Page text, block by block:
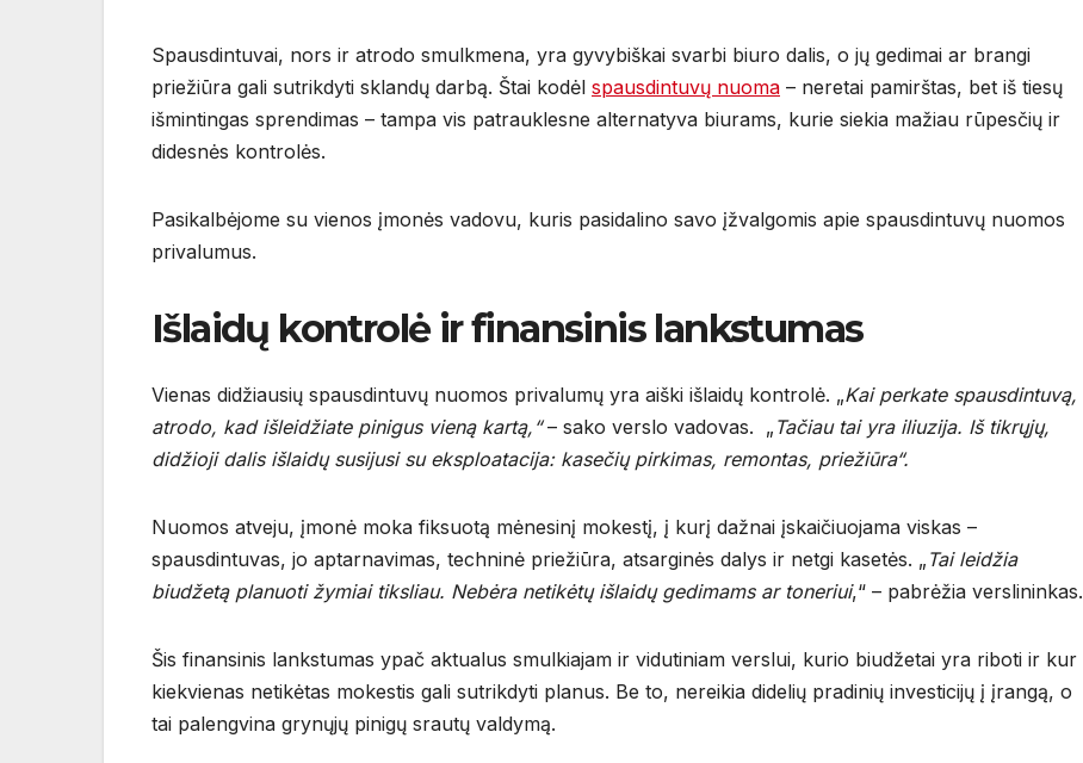
Spausdintuvai, nors ir atrodo smulkmena, yra gyvybiškai svarbi biuro dalis, o jų gedimai ar brangi
priežiūra gali sutrikdyti sklandų darbą. Štai kodėl spausdintuvų nuoma – neretai pamirštas, bet iš tiesų
išmintingas sprendimas – tampa vis patrauklesne alternatyva biurams, kurie siekia mažiau rūpesčių ir
didesnės kontrolės.
Pasikalbėjome su vienos įmonės vadovu, kuris pasidalino savo įžvalgomis apie spausdintuvų nuomos
privalumus.
Išlaidų kontrolė ir finansinis lankstumas
Vienas didžiausių spausdintuvų nuomos privalumų yra aiški išlaidų kontrolė. „Kai perkate spausdintuvą,
atrodo, kad išleidžiate pinigus vieną kartą,“– sako verslo vadovas. „ Tačiau tai yra iliuzija. Iš tikrųjų,
didžioji dalis išlaidų susijusi su eksploatacija: kasečių pirkimas, remontas, priežiūra“.
Nuomos atveju, įmonė moka fiksuotą mėnesinį mokestį, į kurį dažnai įskaičiuojama viskas –
spausdintuvas, jo aptarnavimas, techninė priežiūra, atsarginės dalys ir netgi kasetės. „ Tai leidžia
biudžetą planuoti žymiai tiksliau. Nebėra netikėtų išlaidų gedimams ar toneriui,“ – pabrėžia verslininkas.
Šis finansinis lankstumas ypač aktualus smulkiajam ir vidutiniam verslui, kurio biudžetai yra riboti ir kur
kiekvienas netikėtas mokestis gali sutrikdyti planus. Be to, nereikia didelių pradinių investicijų į įrangą, o
tai palengvina grynųjų pinigų srautų valdymą.